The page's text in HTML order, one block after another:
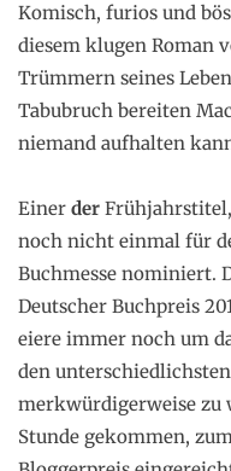
Komisch, furios und
diesem klugen Roman
Trümmern seines
Tabubruch bereiten
niemand aufhalten
Einer der
noch nicht einmal für
Buchmesse nominiert.
Deutscher Buchpreis
eiere immer noch um
den
merkwürdigerweise zu
Stunde gekommen,